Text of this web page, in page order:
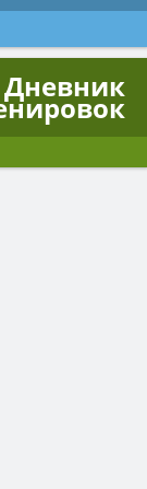
Дневник